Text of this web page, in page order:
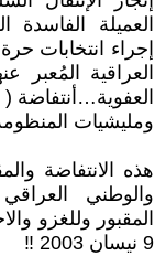
العميلة
إجراء انتخابات
العراقية المُعبر
العفوية…أنتفاضة
ومليشيات المنظومة
هذه الانتفاضة
والوطني
المقبور وللغزو
9 نيسان 2003 ‼